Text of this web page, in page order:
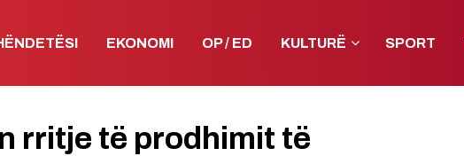
EKONOMI OP / ED KULTURË SPORT
rritje të prodhimit të